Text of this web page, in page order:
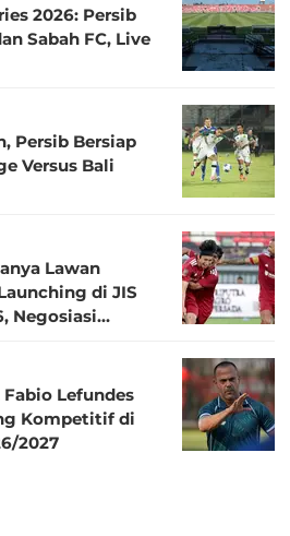
2026: Persib
Sabah FC, Live
Persib Bersiap
Versus Bali
Lawan
di JIS
Negosiasi
Lefundes
Kompetitif di
2027